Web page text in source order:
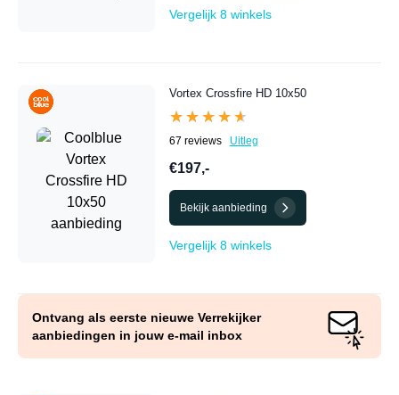
Vergelijk 8 winkels
Vortex Crossfire HD 10x50
★★★★★
★★★★★
67 reviews Uitleg
€197,-
Bekijk aanbieding
Vergelijk 8 winkels
Ontvang als eerste nieuwe Verrekijker
aanbiedingen in jouw e-mail inbox